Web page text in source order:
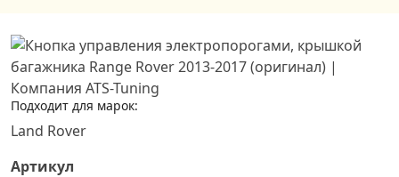
Подходит для марок:
Land Rover
Артикул